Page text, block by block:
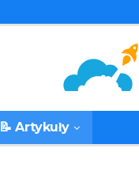
📝 Artykuły